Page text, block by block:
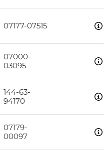
07177-07515
07000-
03095
144-63-
94170
07179-
00097